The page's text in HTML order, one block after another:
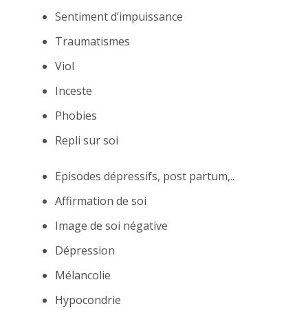
Sentiment d’impuissance
Traumatismes
Viol
Inceste
Phobies
Repli sur soi
Episodes dépressifs, post partum,..
Affirmation de soi
Image de soi négative
Dépression
Mélancolie
Hypocondrie